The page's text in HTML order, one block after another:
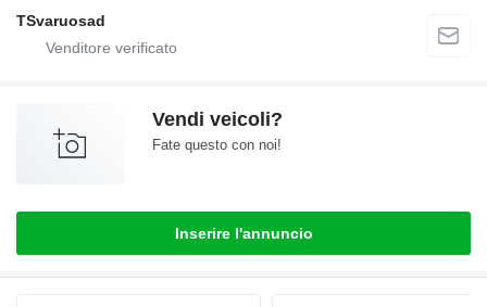
TSvaruosad
Vendi veicoli?
Fate questo con noi!
Inserire l'annuncio